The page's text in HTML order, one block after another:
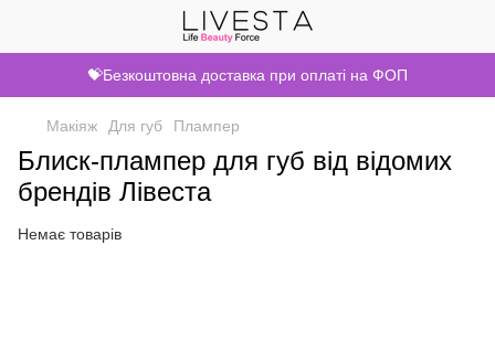
💝Безкоштовна доставка при оплаті на ФОП
Макіяж Для губ Плампер
Блиск-плампер для губ від відомих
брендів Лівеста
Немає товарів